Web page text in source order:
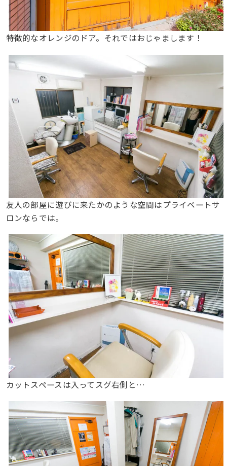
特徴的なオレンジのドア。それではおじゃまします！
友人の部屋に遊びに来たかのような空間はプライベートサ
ロンならでは。
カットスペースは入ってスグ右側と…